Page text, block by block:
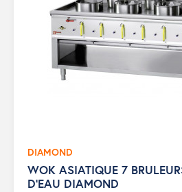
DIAMOND
WOK ASIATIQUE 7
D'EAU DIAMOND